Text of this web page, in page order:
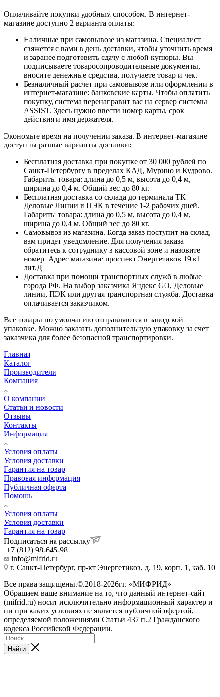
Оплачивайте покупки удобным способом. В интернет-
магазине доступно 2 варианта оплаты:
Наличные при самовывозе из магазина. Специалист
свяжется с вами в день доставки, чтобы уточнить время
и заранее подготовить сдачу с любой купюры. Вы
подписываете товаросопроводительные документы,
вносите денежные средства, получаете товар и чек.
Безналичный расчет при самовывозе или оформлении в
интернет-магазине: банковские карты. Чтобы оплатить
покупку, система перенаправит вас на сервер системы
ASSIST. Здесь нужно ввести номер карты, срок
действия и имя держателя.
Экономьте время на получении заказа. В интернет-магазине
доступны разные варианты доставки:
Бесплатная доставка при покупке от 30 000 рублей по
Санкт-Петербургу в пределах КАД, Мурино и Кудрово.
Габариты товара: длина до 0,5 м, высота до 0,4 м,
ширина до 0,4 м. Общий вес до 80 кг.
Бесплатная доставка со склада до терминала ТК
Деловые Линии и ПЭК в течение 1-2 рабочих дней.
Габариты товара: длина до 0,5 м, высота до 0,4 м,
ширина до 0,4 м. Общий вес до 80 кг.
Самовывоз из магазина. Когда заказ поступит на склад,
вам придет уведомление. Для получения заказа
обратитесь к сотруднику в кассовой зоне и назовите
номер. Адрес магазина: проспект Энергетиков 19 к1
лит.Д
Доставка при помощи транспортных служб в любые
города РФ. На выбор заказчика Яндекс GO, Деловые
линии, ПЭК или другая транспортная служба. Доставка
оплачивается заказчиком.
Все товары по умолчанию отправляются в заводской
упаковке. Можно заказать дополнительную упаковку за счет
заказчика для более безопасной транспортировки.
Главная
Каталог
Производители
Компания
О компании
Статьи и новости
Отзывы
Контакты
Информация
Условия оплаты
Условия доставки
Гарантия на товар
Правовая информация
Публичная оферта
Помощь
Условия оплаты
Условия доставки
Гарантия на товар
Подписаться на рассылку
+7 (812) 98-645-98
info@mifrid.ru
г. Санкт-Петербург, пр-кт Энергетиков, д. 19, корп. 1, каб. 10
Все права защищены.©.2018-2026гг. «МИФРИД»
Обращаем ваше внимание на то, что данный интернет-сайт
(mifrid.ru) носит исключительно информационный характер и
ни при каких условиях не является публичной офертой,
определяемой положениями Статьи 437 п.2 Гражданского
кодекса Российской Федерации.
Найти